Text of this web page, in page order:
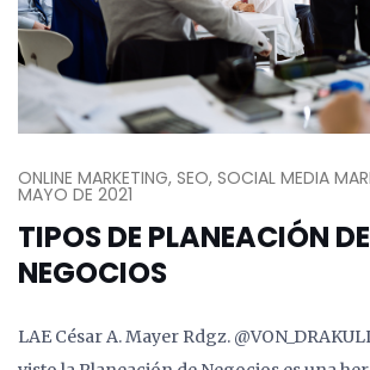
ONLINE MARKETING, SEO, SOCIAL MEDIA
MAYO DE 2021
TIPOS DE PLANEACIÓN DE
NEGOCIOS
LAE César A. Mayer Rdgz.